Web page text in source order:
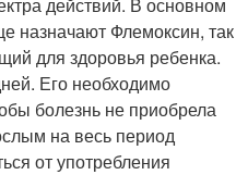
назначают Флемоксин, так
для здоровья ребенка.
Его необходимо
болезнь не приобрела
на весь период
от употребления